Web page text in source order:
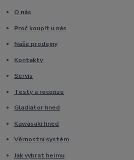
O nás
Proč koupit u nás
Naše prodejny
Kontakty
Servis
Testy a recenze
Gladiator hned
Kawasaki hned
Věrnostní systém
Jak vybrat helmu